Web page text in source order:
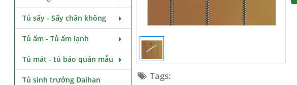
Tags:
Tủ sấy - Sấy chân không
Tủ ấm - Tủ ấm lạnh
Tủ mát - tủ bảo quản mẫu
Tủ sinh trưởng Daihan